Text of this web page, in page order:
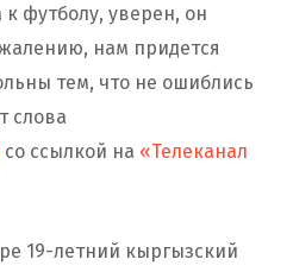
к футболу, уверен, он
нам придется
тем, что не ошиблись
слова
со ссылкой на «Телеканал
19-летний кыргызский